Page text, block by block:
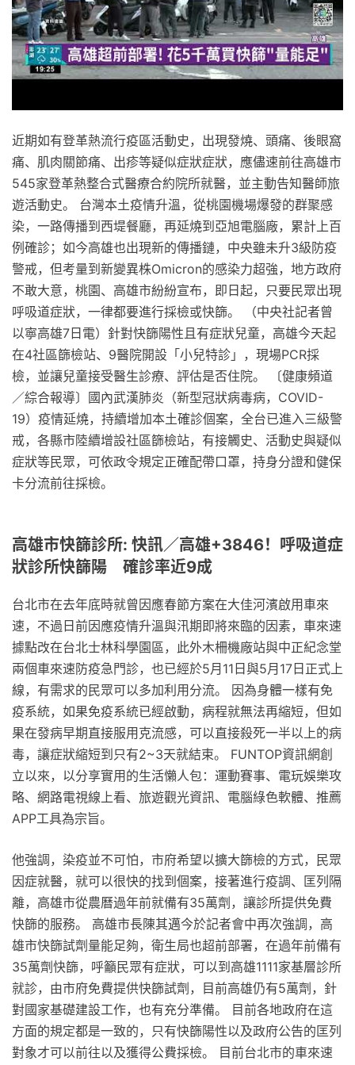
近期如有登革熱流行疫區活動史，出現發燒、頭痛、後眼窩
痛、肌肉關節痛、出疹等疑似症狀症狀，應儘速前往高雄市
545家登革熱整合式醫療合約院所就醫，並主動告知醫師旅
遊活動史。 台灣本土疫情升溫，從桃園機場爆發的群聚感
染，一路傳播到西堤餐廳，再延燒到亞旭電腦廠，累計上百
例確診；如今高雄也出現新的傳播鏈，中央雖未升3級防疫
警戒，但考量到新變異株Omicron的感染力超強，地方政府
不敢大意，桃園、高雄市紛紛宣布，即日起，只要民眾出現
呼吸道症狀，一律都要進行採檢或快篩。 （中央社記者曾
以寧高雄7日電）針對快篩陽性且有症狀兒童，高雄今天起
在4社區篩檢站、9醫院開設「小兒特診」，現場PCR採
檢，並讓兒童接受醫生診療、評估是否住院。 〔健康頻道
／綜合報導〕國內武漢肺炎（新型冠狀病毒病，COVID-
19）疫情延燒，持續增加本土確診個案，全台已進入三級警
戒，各縣市陸續增設社區篩檢站，有接觸史、活動史與疑似
症狀等民眾，可依政令規定正確配帶口罩，持身分證和健保
卡分流前往採檢。
高雄市快篩診所: 快訊／高雄+3846！呼吸道症
狀診所快篩陽 確診率近9成
台北市在去年底時就曾因應春節方案在大佳河濱啟用車來
速，不過日前因應疫情升溫與汛期即將來臨的因素，車來速
據點改在台北士林科學園區，此外木柵機廠站與中正紀念堂
兩個車來速防疫急門診，也已經於5月11日與5月17日正式上
線，有需求的民眾可以多加利用分流。 因為身體一樣有免
疫系統，如果免疫系統已經啟動，病程就無法再縮短，但如
果在發病早期直接服用克流感，可以直接殺死一半以上的病
毒，讓症狀縮短到只有2~3天就結束。 FUNTOP資訊網創
立以來，以分享實用的生活懶人包：運動賽事、電玩娛樂攻
略、網路電視線上看、旅遊觀光資訊、電腦綠色軟體、推薦
APP工具為宗旨。
他強調，染疫並不可怕，市府希望以擴大篩檢的方式，民眾
因症就醫，就可以很快的找到個案，接著進行疫調、匡列隔
離，高雄市從農曆過年前就備有35萬劑，讓診所提供免費
快篩的服務。 高雄市長陳其邁今於記者會中再次強調，高
雄市快篩試劑量能足夠，衛生局也超前部署，在過年前備有
35萬劑快篩，呼籲民眾有症狀，可以到高雄1111家基層診所
就診，由市府免費提供快篩試劑，目前高雄仍有5萬劑，針
對國家基礎建設工作，也有充分準備。 目前各地政府在這
方面的規定都是一致的，只有快篩陽性以及政府公告的匡列
對象才可以前往以及獲得公費採檢。 目前台北市的車來速